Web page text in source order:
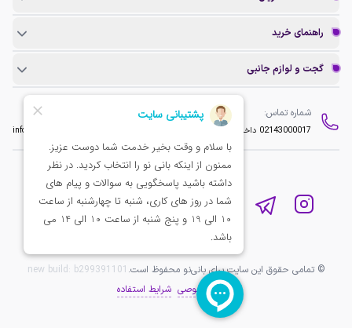
راهنمای خرید
گجت و لوازم جانبی
شماره تماس:
02143000017 داخلی 2 info@baninopc.com
© تمامی حقوق این سایت برای بانی‌نو محفوظ است. new build: b299391101
حریم خصوصی شرایط استفاده